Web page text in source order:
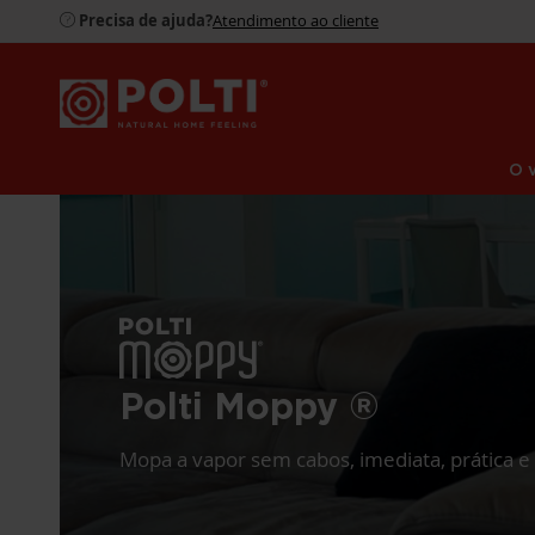
Precisa de ajuda?Atendimento ao cliente
O
Polti Moppy ®
Mopa a vapor sem cabos, imediata, prática